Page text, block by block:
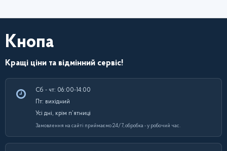
Кнопа
Кращі ціни та відмінний сервіс!
Сб - чт: 06:00-14:00
Пт: вихідний
Усі дні, крім п’ятниці
Замовлення на сайті приймаємо 24/7, обробка - у робочий час.